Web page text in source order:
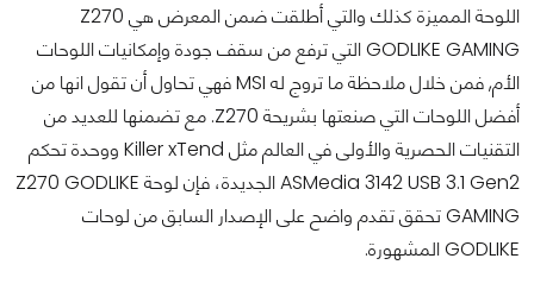
اللوحة المميزة كذلك والتي أطلقت ضمن المعرض هي Z270
GODLIKE GAMING التي ترفع من سقف جودة وإمكانيات اللوحات
الأم, فمن خلال ملاحظة ما تروج له MSI فهي تحاول أن تقول انها من
أفضل اللوحات التي صنعتها بشريحة Z270. مع تضمنها للعديد من
التقنيات الحصرية والأولى في العالم مثل Killer xTend ووحدة تحكم
ASMedia 3142 USB 3.1 Gen2 الجديدة، فإن لوحة Z270 GODLIKE
GAMING تحقق تقدم واضح على الإصدار السابق من لوحات
GODLIKE المشهورة.